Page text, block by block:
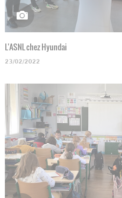
L'ASNL chez Hyundai
23/02/2022